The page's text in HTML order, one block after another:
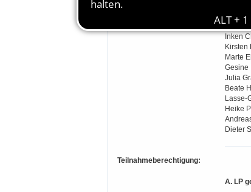
Ronald
Maike
Inken
Kirsten
Marte
Gesine
Julia
Beate
Lasse-
Heike
Dieter
Teilnahmeberechtigung:
A. LP